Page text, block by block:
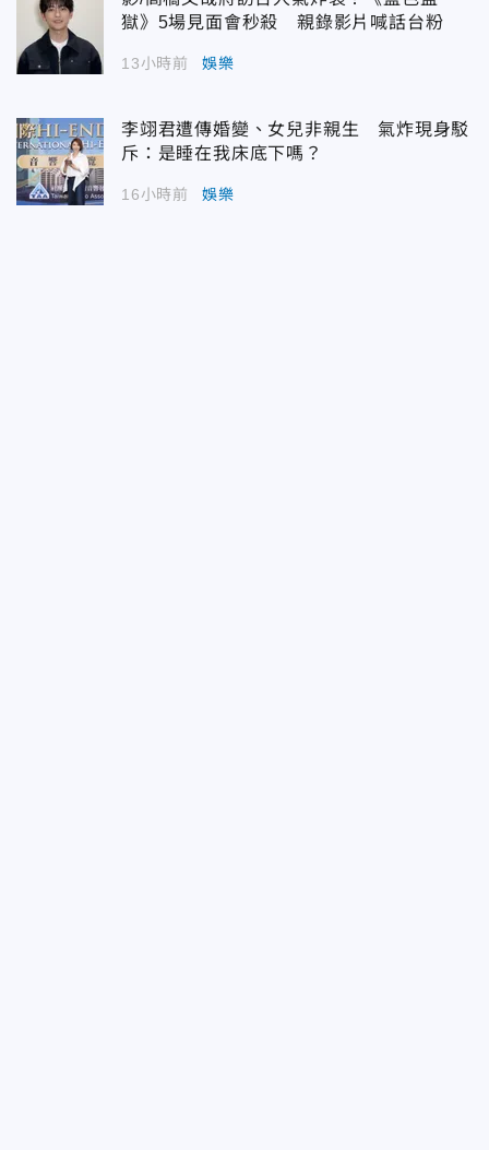
獄》5場見面會秒殺 親錄影片喊話台粉
13小時前 娛樂
李翊君遭傳婚變、女兒非親生 氣炸現身駁
斥：是睡在我床底下嗎？
16小時前 娛樂